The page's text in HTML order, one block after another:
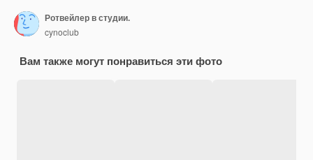
Ротвейлер в студии.
cynoclub
Вам также могут понравиться эти фото